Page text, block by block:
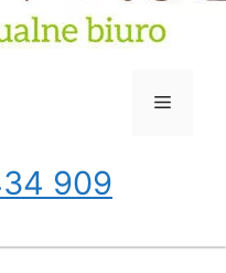
Menu
909